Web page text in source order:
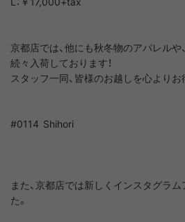
京都店では、他にも秋冬物のアパレル
続々入荷しております！
スタッフ一同、皆様のお越しを心よりお
#0114 Shihori
また、京都店では新しくインスタグラ
た。